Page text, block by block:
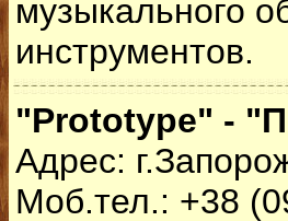
музыкального
инструментов.
"Prototype" -
Адрес:
Моб.тел.: +38